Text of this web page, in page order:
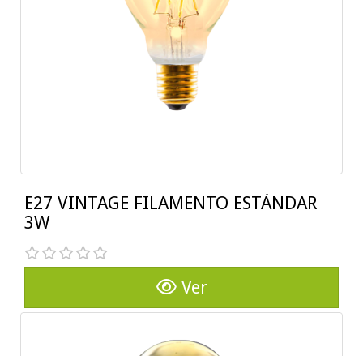
E27 VINTAGE FILAMENTO ESTÁNDAR
3W
Ver